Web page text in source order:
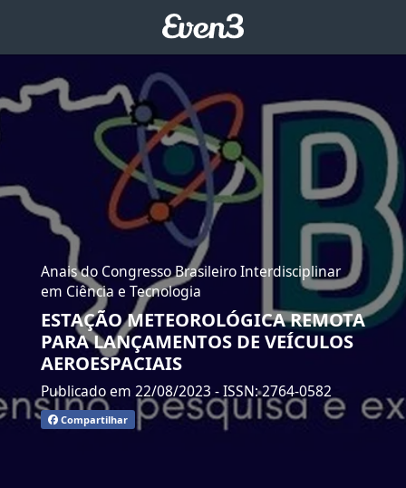
Anais do Congresso Brasileiro Interdisciplinar
em Ciência e Tecnologia
ESTAÇÃO METEOROLÓGICA REMOTA
PARA LANÇAMENTOS DE VEÍCULOS
AEROESPACIAIS
Publicado em 22/08/2023 - ISSN: 2764-0582
Compartilhar